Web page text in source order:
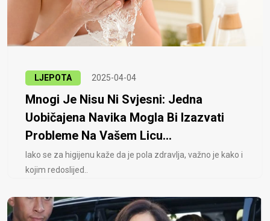
LJEPOTA 2025-04-04
Mnogi Je Nisu Ni Svjesni: Jedna
Uobičajena Navika Mogla Bi Izazvati
Probleme Na Vašem Licu...
Iako se za higijenu kaže da je pola zdravlja, važno je kako i
kojim redoslijed..